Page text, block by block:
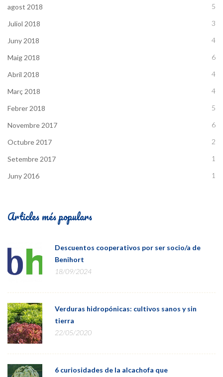
agost 2018 5
Juliol 2018 3
Juny 2018 4
Maig 2018 6
Abril 2018 4
Març 2018 4
Febrer 2018 5
Novembre 2017 6
Octubre 2017 2
Setembre 2017 1
Juny 2016 1
Articles més populars
Descuentos cooperativos por ser socio/a de
Benihort
18/09/2024
Verduras hidropónicas: cultivos sanos y sin
tierra
22/05/2020
6 curiosidades de la alcachofa que